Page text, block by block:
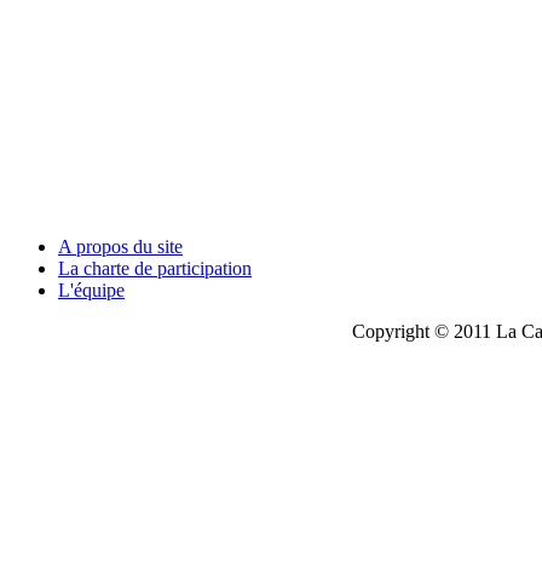
A propos du site
La charte de participation
L'équipe
Copyright © 2011 La